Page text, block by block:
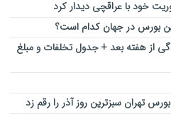
خود با عراقچی دیدار کرد
بورس در جهان کدام است؟
از هفته بعد + جدول تخلفات و مبلغ